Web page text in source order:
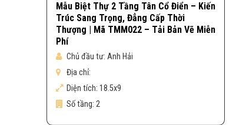
Mẫu Biệt Thự 2 Tầng Tân Cổ Điển – Kiến
Trúc Sang Trọng, Đẳng Cấp Thời
Thượng | Mã TMM022 – Tải Bản Vẽ Miễn
Phí
Chủ đầu tư: Anh Hải
Địa chỉ:
Diện tích: 18.5x9
Số tầng: 2